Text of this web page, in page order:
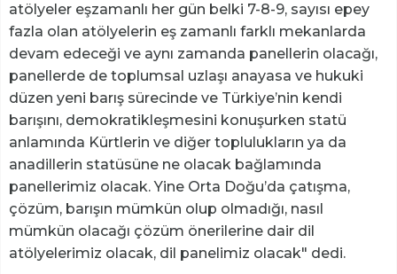
atölyeler eşzamanlı her gün belki 7-8-9, sayısı epey
fazla olan atölyelerin eş zamanlı farklı mekanlarda
devam edeceği ve aynı zamanda panellerin olacağı,
panellerde de toplumsal uzlaşı anayasa ve hukuki
düzen yeni barış sürecinde ve Türkiye’nin kendi
barışını, demokratikleşmesini konuşurken statü
anlamında Kürtlerin ve diğer toplulukların ya da
anadillerin statüsüne ne olacak bağlamında
panellerimiz olacak. Yine Orta Doğu’da çatışma,
çözüm, barışın mümkün olup olmadığı, nasıl
mümkün olacağı çözüm önerilerine dair dil
atölyelerimiz olacak, dil panelimiz olacak" dedi.